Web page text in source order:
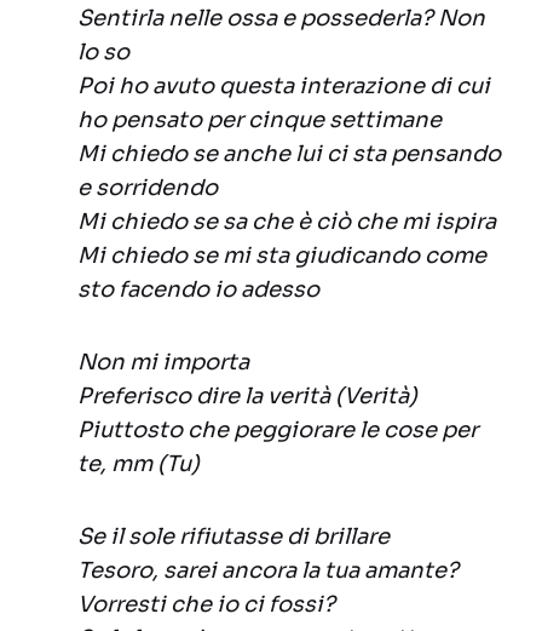
Sentirla nelle ossa e possederla? Non
lo so
Poi ho avuto questa interazione di cui
ho pensato per cinque settimane
Mi chiedo se anche lui ci sta pensando
e sorridendo
Mi chiedo se sa che è ciò che mi ispira
Mi chiedo se mi sta giudicando come
sto facendo io adesso
Non mi importa
Preferisco dire la verità (Verità)
Piuttosto che peggiorare le cose per
te, mm (Tu)
Se il sole rifiutasse di brillare
Tesoro, sarei ancora la tua amante?
Vorresti che io ci fossi?